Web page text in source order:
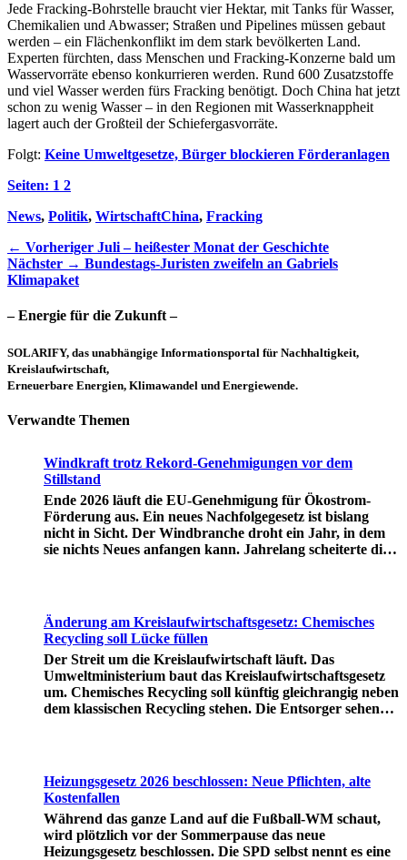
Jede Fracking-Bohrstelle braucht vier Hektar, mit Tanks für Wasser,
Chemikalien und Abwasser; Straßen und Pipelines müssen gebaut
werden – ein Flächenkonflikt im dem stark bevölkerten Land.
Experten fürchten, dass Menschen und Fracking-Konzerne bald um
Wasservorräte ebenso konkurrieren werden. Rund 600 Zusatzstoffe
und viel Wasser werden fürs Fracking benötigt. Doch China hat jetzt
schon zu wenig Wasser – in den Regionen mit Wasserknappheit
lagert auch der Großteil der Schiefergasvorräte.
Folgt: Keine Umweltgesetze, Bürger blockieren Förderanlagen
Seiten: 1 2
Kategorien
News, Politik, WirtschaftSchlagworte
China, Fracking
Beitragsnavigation
← Vorheriger Vorheriger
Beitrag:
Juli – heißester Monat der Geschichte
Nächster → Nächster
Bundestags-Juristen zweifeln an Gabriels
Klimapaket
– Energie für die Zukunft –
SOLARIFY, das unabhängige Informationsportal für Nachhaltigkeit,
Kreislaufwirtschaft,
Erneuerbare Energien, Klimawandel und Energiewende.
Verwandte Themen
Windkraft trotz Rekord-Genehmigungen vor dem
Stillstand
Ende 2026 läuft die EU-Genehmigung für Ökostrom-
Förderung aus. Ein neues Nachfolgegesetz ist bislang
nicht in Sicht. Der Windbranche droht ein Jahr, in dem
sie nichts Neues anfangen kann. Jahrelang scheiterte die
Branche bestätigt dieses Muster: So viele Windräder wie
nie zuvor wurden genehmigt, doch im ersten Halbjahr
gingen netto nur rund zwei Gigawatt ans Netz. Der
Bestand liegt damit bei etwa 70 Gigawatt. Das gesetzliche
Zwischenziel von 84 Gigawatt zum Jahresende ist außer
Reichweite. Allerdings wächst auch der Fördertopf nicht
mit, da er gesetzlich gedeckelt ist. Vor den
erreichen, das einem Drittel aller bereits in Deutschland
laufenden Windräder entspricht. Wer bei einer
Ausschreibung leer ausgeht, versucht in der nächsten
Runde erneut und bietet dann billiger, um zum Zug zu
kommen. So fallen die Preise von Runde zu Runde und
Änderung am Kreislaufwirtschaftsgesetz: Chemisches
Recycling soll Lücke füllen
Der Streit um die Kreislaufwirtschaft läuft. Das
Umweltministerium baut das Kreislaufwirtschaftsgesetz
um. Chemisches Recycling soll künftig gleichrangig neben
dem klassischen Recycling stehen. Die Entsorger sehen
gegeben. Bis zum 7. August haben Verbände und Länder
die Möglichkeit, Stellung zu nehmen. Im Januar 2027 soll
das Kabinett eine Entscheidung treffen. Formal setzt der
Entwurf zwei EU-Richtlinien um. Tatsächlich enthält er
jedoch eine Grundsatzentscheidung, über die in der
Branche seit Jahren gestritten wird: Demnach soll
Heizungsgesetz 2026 beschlossen: Neue Pflichten, alte
Kostenfallen
Während das ganze Land auf die Fußball-WM schaut,
wird plötzlich vor der Sommerpause das neue
Heizungsgesetz beschlossen. Die SPD selbst nennt es eine